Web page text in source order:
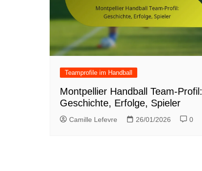
Teamprofile im Handball
Montpellier Handball Team-Profil:
Geschichte, Erfolge, Spieler
Camille Lefevre 26/01/2026 0